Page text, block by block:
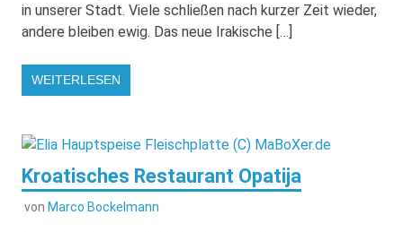
in unserer Stadt. Viele schließen nach kurzer Zeit wieder,
andere bleiben ewig. Das neue Irakische […]
WEITERLESEN
Kroatisches Restaurant Opatija
von Marco Bockelmann